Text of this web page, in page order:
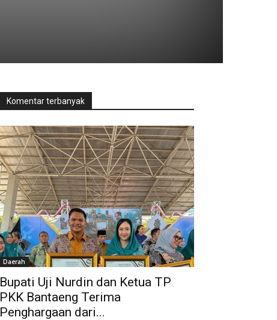
Komentar terbanyak
Daerah
Bupati Uji Nurdin dan Ketua TP
PKK Bantaeng Terima
Penghargaan dari...